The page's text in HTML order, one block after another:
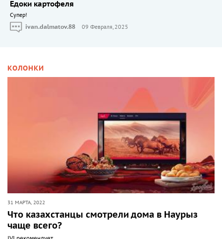
Едоки картофеля
Cупер!
ivan.dalmatov.88
09 Февраля, 2025
КОЛОНКИ
31 МАРТА, 2022
Что казахстанцы смотрели дома в Наурыз
чаще всего?